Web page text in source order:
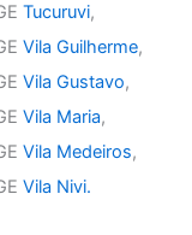
Tucuruvi,
Vila Guilherme,
Vila Gustavo,
Vila Maria,
Vila Medeiros,
Vila Nivi.